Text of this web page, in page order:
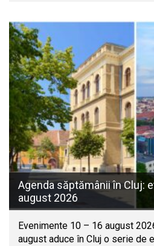
Agenda săptămânii în Cluj:
august 2026
Evenimente 10 – 16 august
august aduce în Cluj o serie de